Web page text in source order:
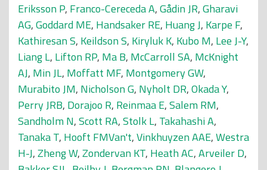
Eriksson P, Franco-Cereceda A,Gådin JR,Gharavi
AG,Goddard ME, Handsaker RE, Huang J, Karpe F,
Kathiresan S, Keildson S, Kiryluk K, Kubo M, Lee J-Y,
Liang L, Lifton RP, Ma B, McCarroll SA, McKnight
AJ, Min JL, Moffatt MF, Montgomery GW,
Murabito JM, Nicholson G, Nyholt DR,Okada Y,
Perry JRB, Dorajoo R, Reinmaa E,Salem RM,
Sandholm N,Scott RA,Stolk L, Takahashi A,
Tanaka T, Hooft FMVan't,Vinkhuyzen AAE,Westra
H-J,Zheng W,Zondervan KT, Heath AC,Arveiler D,